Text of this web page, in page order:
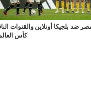
ضد بلجيكا أونلاين والقنوات
كأس العالم